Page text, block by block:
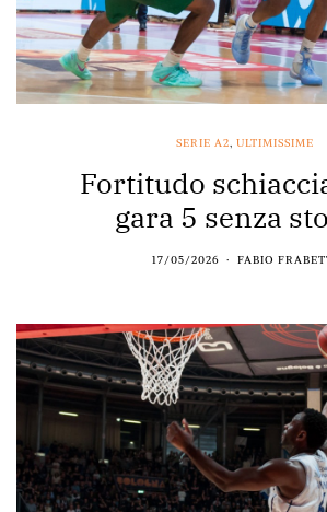
SERIE A2, ULTIMISSIME
Fortitudo
gara 5 senza
17/05/2026 FABIO